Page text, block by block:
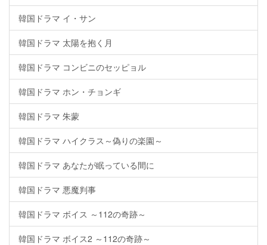
韓国ドラマ イ・サン
韓国ドラマ 太陽を抱く月
韓国ドラマ コンビニのセッピョル
韓国ドラマ ホン・チョンギ
韓国ドラマ 朱蒙
韓国ドラマ ハイクラス～偽りの楽園～
韓国ドラマ あなたが眠っている間に
韓国ドラマ 悪魔判事
韓国ドラマ ボイス ～112の奇跡～
韓国ドラマ ボイス2 ～112の奇跡～